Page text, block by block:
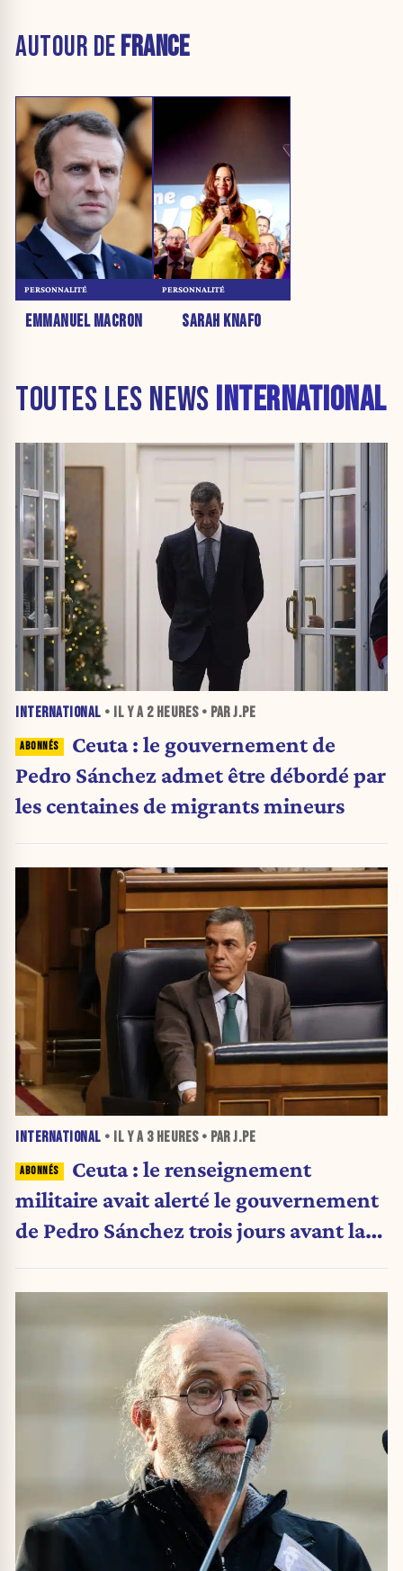
AUTOUR DEFRANCE
EMMANUEL MACRON
PERSONNALITÉ
SARAH KNAFO
PERSONNALITÉ
TOUTES LES NEWS INTERNATIONAL
INTERNATIONAL • IL Y A 2 HEURES• PAR J.PE
Ceuta : le gouvernement de
Pedro Sánchez admet être débordé par
les centaines de migrants mineurs
INTERNATIONAL • IL Y A 3 HEURES• PAR J.PE
Ceuta : le renseignement
militaire avait alerté le gouvernement
de Pedro Sánchez trois jours avant la